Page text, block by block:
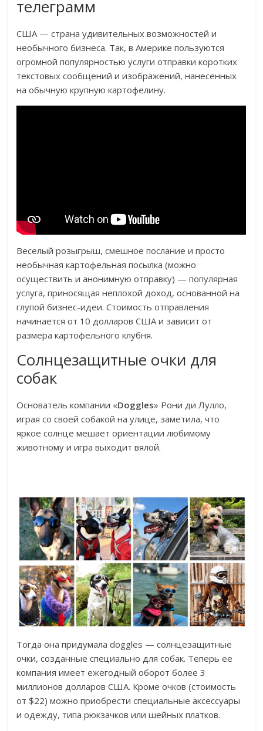
телеграмм
США — страна удивительных возможностей и
необычного бизнеса. Так, в Америке пользуются
огромной популярностью услуги отправки коротких
текстовых сообщений и изображений, нанесенных
на обычную крупную картофелину.
Веселый розыгрыш, смешное послание и просто
необычная картофельная посылка (можно
осуществить и анонимную отправку) — популярная
услуга, приносящая неплохой доход, основанной на
глупой бизнес-идеи. Стоимость отправления
начинается от 10 долларов США и зависит от
размера картофельного клубня.
Солнцезащитные очки для
собак
Основатель компании «Doggles» Рони ди Лулло,
играя со своей собакой на улице, заметила, что
яркое солнце мешает ориентации любимому
животному и игра выходит вялой.
Тогда она придумала doggles — солнцезащитные
очки, созданные специально для собак. Теперь ее
компания имеет ежегодный оборот более 3
миллионов долларов США. Кроме очков (стоимость
от $22) можно приобрести специальные аксессуары
и одежду, типа рюкзачков или шейных платков.